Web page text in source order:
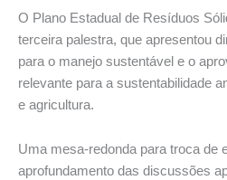
O Plano Estadual de Resíduos
terceira palestra, que apresentou
para o manejo sustentável e o
relevante para a sustentabilidade
e agricultura.
Uma mesa-redonda para troca de
aprofundamento das discussões